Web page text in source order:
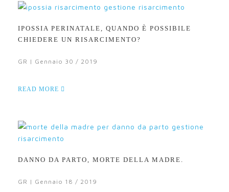
IPOSSIA PERINATALE, QUANDO È POSSIBILE
CHIEDERE UN RISARCIMENTO?
GR | Gennaio 30 / 2019
READ MORE
DANNO DA PARTO, MORTE DELLA MADRE.
GR | Gennaio 18 / 2019